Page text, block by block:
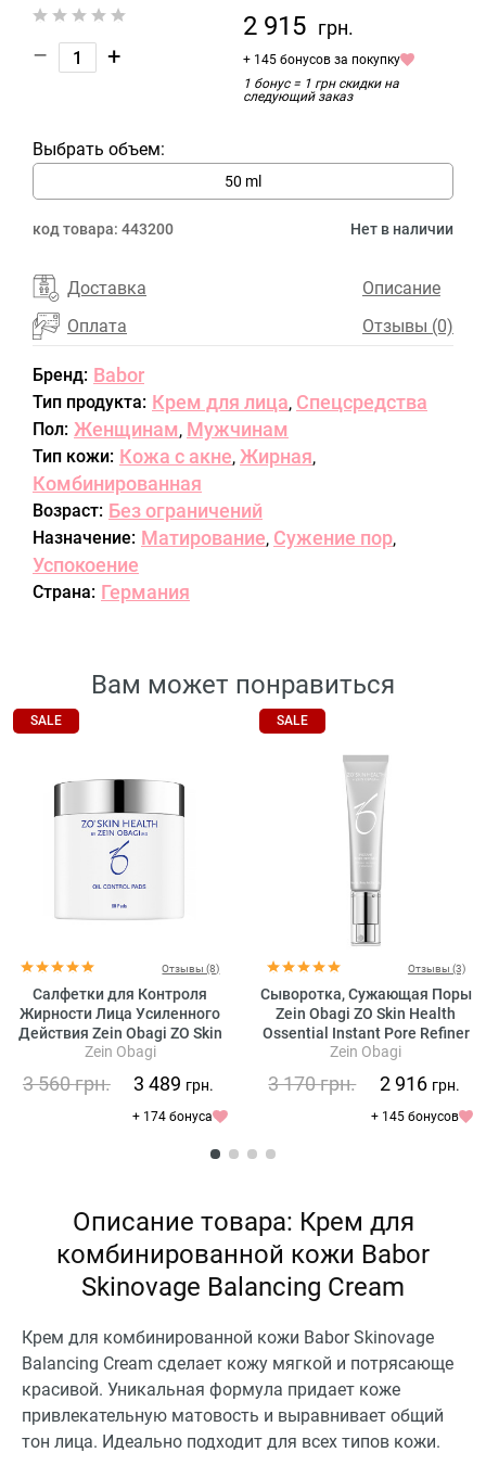
– +
2 915 грн.
+ 145 бонусов за покупку
1 бонус = 1 грн скидки на
следующий заказ
Выбрать объем:
50 ml
код товара: 443200 Нет в наличии
Доставка
Оплата
Описание
Отзывы (0)
Бренд: Babor
Тип продукта: Крем для лица, Спецсредства
Пол: Женщинам, Мужчинам
Тип кожи: Кожа с акне, Жирная,
Комбинированная
Возраст: Без ограничений
Назначение: Матирование, Сужение пор,
Успокоение
Страна: Германия
Вам может понравиться
SALE
Отзывы (8)
Салфетки для Контроля
Жирности Лица Усиленного
Действия Zein Obagi ZO Skin
Health Oil Control Pads
Zein Obagi
3 560грн. 3 489 грн.
+ 174 бонуса
SALE
Отзывы (3)
Сыворотка, Сужающая Поры
Zein Obagi ZO Skin Health
Ossential Instant Pore Refiner
Zein Obagi
3 170грн. 2 916 грн.
+ 145 бонусов
Описание товара: Крем для
комбинированной кожи Babor
Skinovage Balancing Cream
Крем для комбинированной кожи Babor Skinovage
Balancing Cream сделает кожу мягкой и потрясающе
красивой. Уникальная формула придает коже
привлекательную матовость и выравнивает общий
тон лица. Идеально подходит для всех типов кожи.